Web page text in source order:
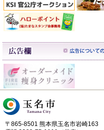
〒865-8501 熊本県玉名市岩崎163